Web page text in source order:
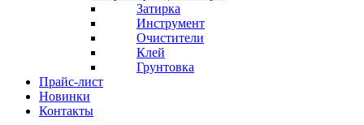
Затирка
Инструмент
Очистители
Клей
Грунтовка
Прайс-лист
Новинки
Контакты